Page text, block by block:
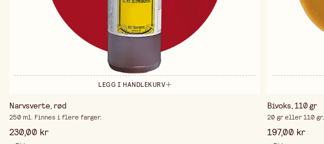
LEGG I HANDLEKURV
Narvsverte, rød
250 ml. Finnes i flere farger.
230,00 kr
Bivoks, 110 gr
20 gr eller 110 gr.
197,00 kr